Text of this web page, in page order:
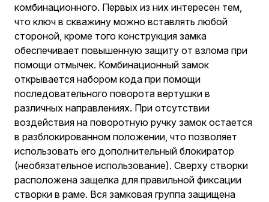
комбинационного. Первых из них интересен тем,
что ключ в скважину можно вставлять любой
стороной, кроме того конструкция замка
обеспечивает повышенную защиту от взлома при
помощи отмычек. Комбинационный замок
открывается набором кода при помощи
последовательного поворота вертушки в
различных направлениях. При отсутствии
воздействия на поворотную ручку замок остается
в разблокированном положении, что позволяет
использовать его дополнительный блокиратор
(необязательное использование). Сверху створки
расположена защелка для правильной фиксации
створки в раме. Вся замковая группа защищена